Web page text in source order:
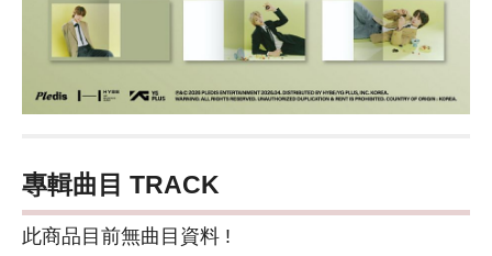
專輯曲目 TRACK
此商品目前無曲目資料 !